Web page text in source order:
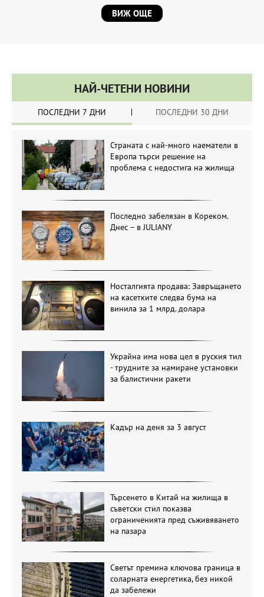
ВИЖ ОЩЕ
НАЙ-ЧЕТЕНИ НОВИНИ
ПОСЛЕДНИ 7 ДНИ ПОСЛЕДНИ 30 ДНИ
Страната с най-много наематели в
Европа търси решение на
проблема с недостига на жилища
Последно забелязан в Кореком.
Днес – в JULIANY
Носталгията продава: Завръщането
на касетките следва бума на
винила за 1 млрд. долара
Украйна има нова цел в руския тил
- трудните за намиране установки
за балистични ракети
Кадър на деня за 3 август
Търсенето в Китай на жилища в
съветски стил показва
ограниченията пред съживяването
на пазара
Светът премина ключова граница в
соларната енергетика, без никой
да забележи